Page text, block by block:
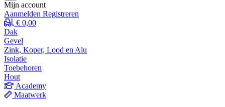
Mijn account
Aanmelden Registreren
€ 0,00
Dak
Gevel
Zink, Koper, Lood en Alu
Isolatie
Toebehoren
Hout
Academy
Maatwerk